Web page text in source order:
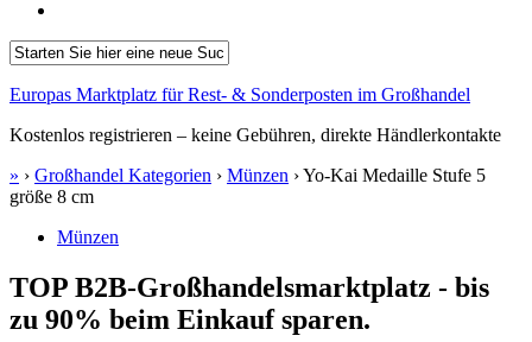
Europas Marktplatz für Rest- & Sonderposten im Großhandel
Kostenlos registrieren – keine Gebühren, direkte Händlerkontakte
» › Großhandel Kategorien › Münzen ›Yo-Kai Medaille Stufe 5
größe 8 cm
Münzen
TOP B2B-Großhandelsmarktplatz - bis
zu 90% beim Einkauf sparen.